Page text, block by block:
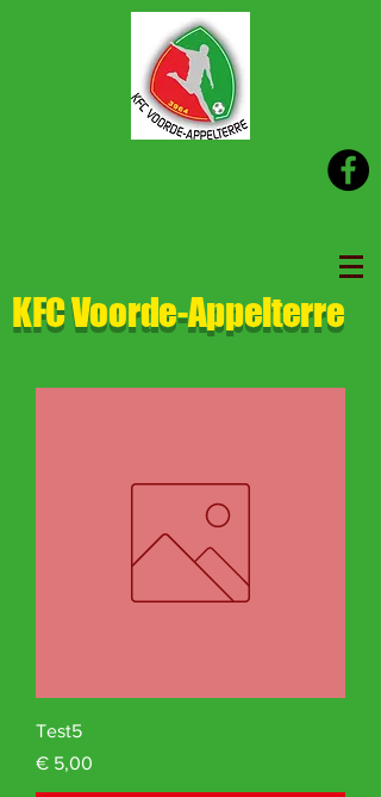
KFC Voorde-Appelterre
Test5
Prijs
€ 5,00